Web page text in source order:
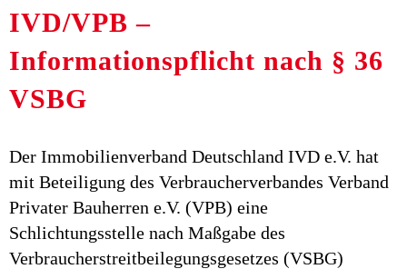
IVD/VPB –
Informationspflicht nach § 36
VSBG
Der Immobilienverband Deutschland IVD e.V. hat
mit Beteiligung des Verbraucherverbandes Verband
Privater Bauherren e.V. (VPB) eine
Schlichtungsstelle nach Maßgabe des
Verbraucherstreitbeilegungsgesetzes (VSBG)